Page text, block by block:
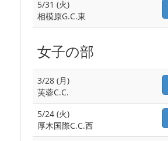
5/31 (火)
相模原G.C.東
女子の部
3/28 (月)
芙蓉C.C.
5/24 (火)
厚木国際C.C.西